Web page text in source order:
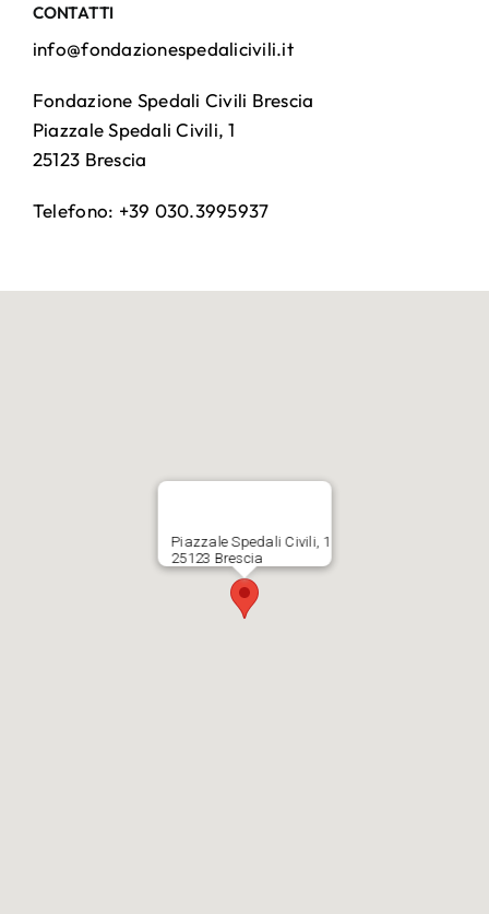
CONTATTI
info@fondazionespedalicivili.it
Fondazione Spedali Civili Brescia
Piazzale Spedali Civili, 1
25123 Brescia
Telefono: +39 030.3995937
Piazzale Spedali Civili, 1
25123 Brescia